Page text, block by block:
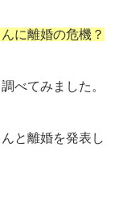
に離婚の危機？
べてみました。
と離婚を発表し